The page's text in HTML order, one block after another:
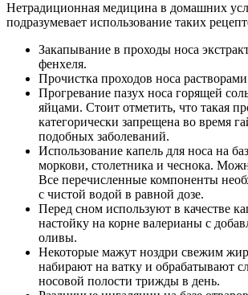
Нетрадиционная медицина в домашних
подразумевает использование таких
Закапывание в проходы носа
фенхеля.
Прочистка проходов носа
Прогревание пазух носа горящей
яйцами. Стоит отметить, что такая
категорически запрещена во время
подобных заболеваний.
Использование капель для носа на
моркови, столетника и чеснока.
Все перечисленные компоненты
с чистой водой в равной дозе.
Перед сном используют в качестве
настойку на корне валерианы с
оливы.
Некоторые мажут ноздри свежим
набирают на ватку и обрабатывают
носовой полости трижды в день.